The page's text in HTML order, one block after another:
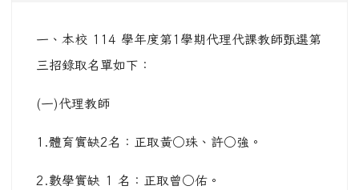
一、本校 114 學年度第1學期代理代課教師甄選第
三招錄取名單如下：
(一)代理教師
1.體育實缺2名：正取黃○珠、許○強。
2.數學實缺 1 名：正取曾○佑。